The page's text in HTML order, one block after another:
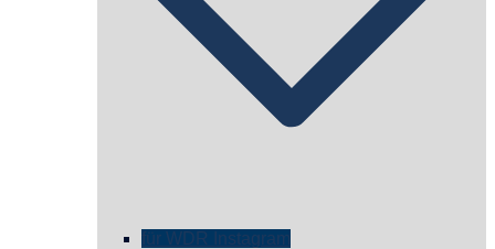
für WDR Instagram